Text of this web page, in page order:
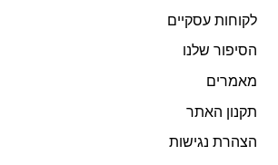
לקוחות עסקיים
הסיפור שלנו
מאמרים
תקנון האתר
הצהרת נגישות